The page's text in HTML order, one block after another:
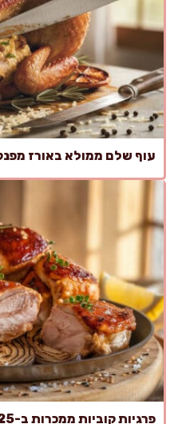
עוף שלם ממולא באורז
פרגיות קוביות ממכרות ב-25 דקות, בלי מנגל בכלל